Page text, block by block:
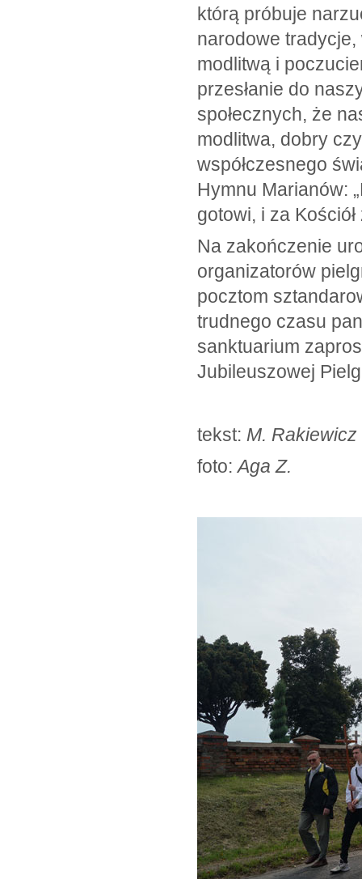
którą próbuje
narodowe
modlitwą i
przesłanie do
społecznych, że
modlitwa, dobry
współczesnego
Hymnu Marianów:
gotowi, i za
Na zakończenie
organizatorów
pocztom
trudnego czasu
sanktuarium
Jubileuszowej
tekst: M. Rakiewicz
foto:Aga Z.